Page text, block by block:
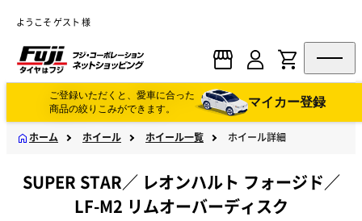
ようこそ ゲスト 様
ご登録いただくと、愛車に合った
商品の絞りこみができます。
マイカー登録
ホーム ホイール ホイール一覧 ホイール詳細
SUPER STAR／ レオンハルト フォージド／
LF-M2 リムオーバーディスク